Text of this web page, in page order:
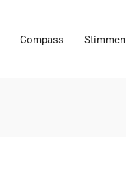
Compass Stimmen